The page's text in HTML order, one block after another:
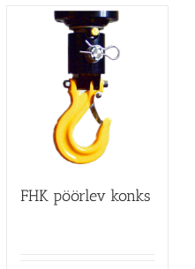
FHK pöörlev konks